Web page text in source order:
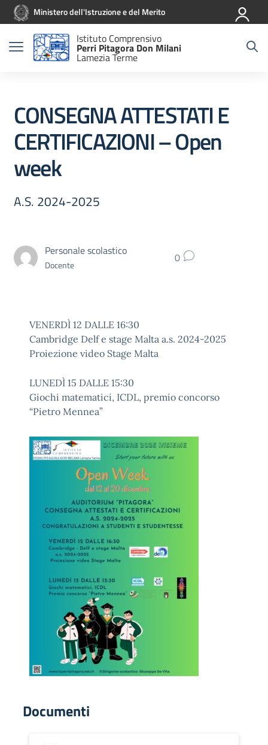
Vai ai contenuti
Vai al menu di navigazione
Vai al footerMinistero dell'Istruzione e del Merito
Istituto Comprensivo
Perri Pitagora Don Milani
Lamezia Terme
CONSEGNA ATTESTATI E
CERTIFICAZIONI – Open
week
A.S. 2024-2025
Personale scolastico
Docente 0
VENERDÌ 12 DALLE 16:30
Cambridge Delf e stage Malta a.s. 2024-2025
Proiezione video Stage Malta
LUNEDÌ 15 DALLE 15:30
Giochi matematici, ICDL, premio concorso
“Pietro Mennea”
Documenti